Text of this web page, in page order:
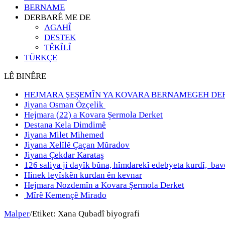
BERNAME
DERBARÊ ME DE
AGAHÎ
DESTEK
TÊKÎLÎ
TÜRKÇE
LÊ BINÊRE
HEJMARA ŞEŞEMÎN YA KOVARA BERNAMEGEH
Jiyana Osman Özçelik
Hejmara (22) a Kovara Şermola Derket
Destana Kela Dimdimê
Jiyana Milet Mihemed
Jiyana Xelȋlȇ Çaçan Mȗradov
Jiyana Çekdar Karataş
126 saliya ji dayȋk bȗna, hȋmdarekȋ edebyeta kurdȋ,
Hinek leyîskên kurdan ên kevnar
Hejmara Nozdemîn a Kovara Şermola Derket
Mîrê Kemençê Mirado
Malper/Etiket: Xana Qubadî biyografi